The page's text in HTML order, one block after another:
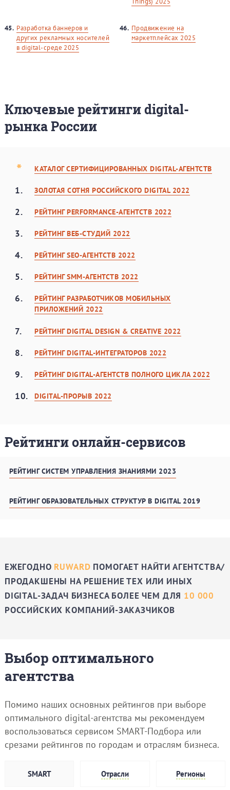
45. Разработка баннеров и
других рекламных носителей
в digital-среде 2025
46. Продвижение на
маркетплейсах 2025
Ключевые рейтинги digital-
рынка России
* КАТАЛОГ СЕРТИФИЦИРОВАННЫХ DIGITAL-АГЕНТСТВ
1. ЗОЛОТАЯ CОТНЯ РОССИЙСКОГО DIGITAL 2022
2. РЕЙТИНГ PERFORMANCE-АГЕНТСТВ 2022
3. РЕЙТИНГ ВЕБ-СТУДИЙ 2022
4. РЕЙТИНГ SEO-АГЕНТСТВ 2022
5. РЕЙТИНГ SMM-АГЕНТСТВ 2022
6.
РЕЙТИНГ РАЗРАБОТЧИКОВ МОБИЛЬНЫХ
ПРИЛОЖЕНИЙ 2022
7. РЕЙТИНГ DIGITAL DESIGN & CREATIVE 2022
8. РЕЙТИНГ DIGITAL-ИНТЕГРАТОРОВ 2022
9. РЕЙТИНГ DIGITAL-АГЕНТСТВ ПОЛНОГО ЦИКЛА 2022
10. DIGITAL-ПРОРЫВ 2022
Рейтинги онлайн-сервисов
РЕЙТИНГ СИСТЕМ УПРАВЛЕНИЯ ЗНАНИЯМИ 2023
РЕЙТИНГ ОБРАЗОВАТЕЛЬНЫХ СТРУКТУР В DIGITAL 2019
ЕЖЕГОДНО RUWARD ПОМОГАЕТ НАЙТИ АГЕНТСТВА/
ПРОДАКШЕНЫ НА РЕШЕНИЕ ТЕХ ИЛИ ИНЫХ
DIGITAL-ЗАДАЧ БИЗНЕСА БОЛЕЕ ЧЕМ ДЛЯ 10 000
РОССИЙСКИХ КОМПАНИЙ-ЗАКАЗЧИКОВ
Выбор оптимального
агентства
Помимо наших основных рейтингов при выборе
оптимального digital-агентства мы рекомендуем
воспользоваться сервисом SMART-Подбора или
срезами рейтингов по городам и отраслям бизнеса.
SMART Отрасли Регионы